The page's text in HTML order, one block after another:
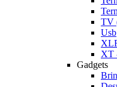
TV
Usb
XT
Gadgets